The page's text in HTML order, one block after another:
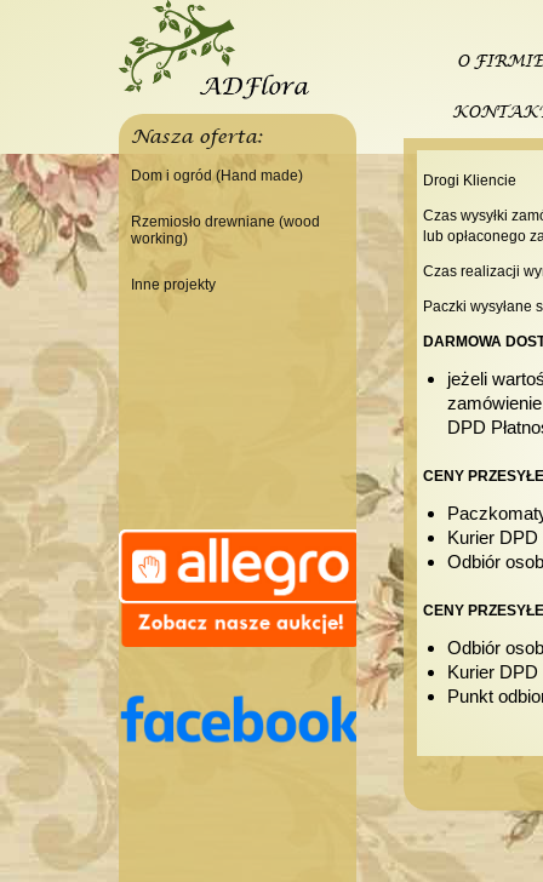
Nasza oferta:
Dom i ogród (Hand made)
Świeczniki
Tace
Panele, szyldy dekoracyjne
Rzemiosło drewniane (wood
working)
Do domu
Inne projekty
O
Drogi Kliencie
Czas wysyłki
lub opłaconego
Czas realizacji
Paczki wysyłane
DARMOWA
jeżeli
DPD
CENY
Kurier DPD
Odbiór
CENY
Odbiór
Kurier DPD
Punkt